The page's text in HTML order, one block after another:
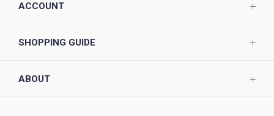
ACCOUNT
SHOPPING GUIDE
ABOUT